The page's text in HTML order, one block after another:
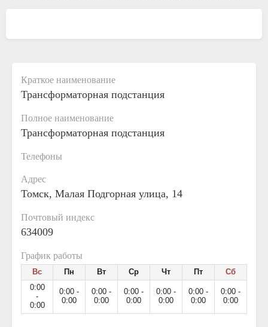
Краткое наименование
Трансформаторная подстанция
Полное наименование
Трансформаторная подстанция
Телефоны
Адрес
Томск, Малая Подгорная улица, 14
Почтовый индекс
634009
График работы
Вс Пн Вт Ср Чт Пт
Сб
0:00
-
0:00
0:00 -
0:00
0:00 -
0:00
0:00 -
0:00
0:00 -
0:00
0:00 -
0:00
0:00 -
0:00